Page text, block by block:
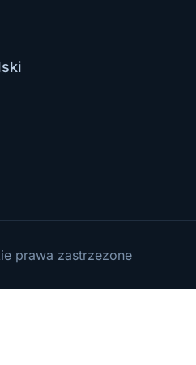
prawa zastrzezone